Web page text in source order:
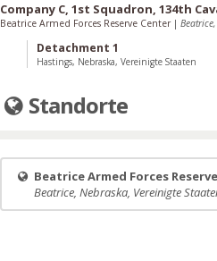
Company C, 1st Squadron, 134th
Beatrice Armed Forces Reserve Center |
Detachment 1
Hastings, Nebraska, Vereinigte Staaten
Standorte
Beatrice Armed Forces
Beatrice, Nebraska, Vereinigte